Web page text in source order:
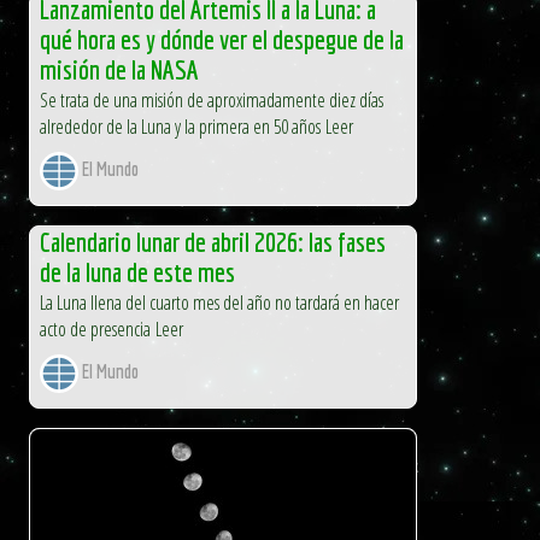
Lanzamiento del Artemis II a la Luna: a
qué hora es y dónde ver el despegue de la
misión de la NASA
Se trata de una misión de aproximadamente diez días
alrededor de la Luna y la primera en 50 años Leer
El Mundo
Calendario lunar de abril 2026: las fases
de la luna de este mes
La Luna llena del cuarto mes del año no tardará en hacer
acto de presencia Leer
El Mundo